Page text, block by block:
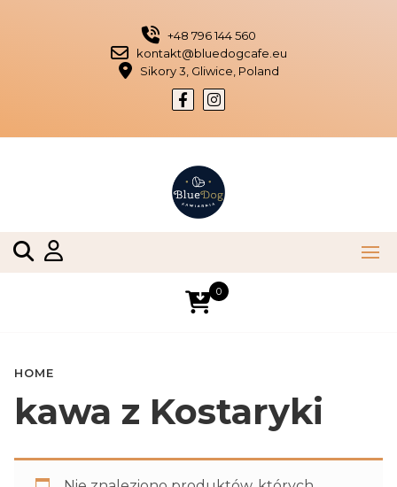
+48 796 144 560
kontakt@bluedogcafe.eu
Sikory 3, Gliwice, Poland
0
HOME
kawa z Kostaryki